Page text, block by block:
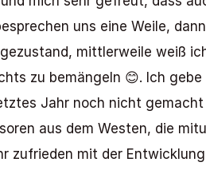
uns eine Weile,
mittlerweile weiß
zu bemängeln 😊. Ich
Jahr noch nicht
aus dem Westen, die
zufrieden mit der